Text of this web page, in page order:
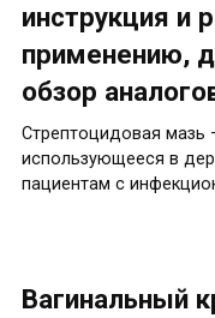
инструкция и
применению,
обзор
Стрептоцидовая мазь
использующееся в
пациентам с
Вагинальный